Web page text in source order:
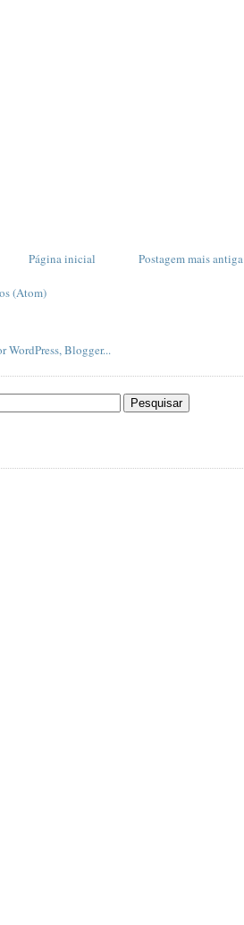
Postagem mais antiga
Página inicial
(Atom)